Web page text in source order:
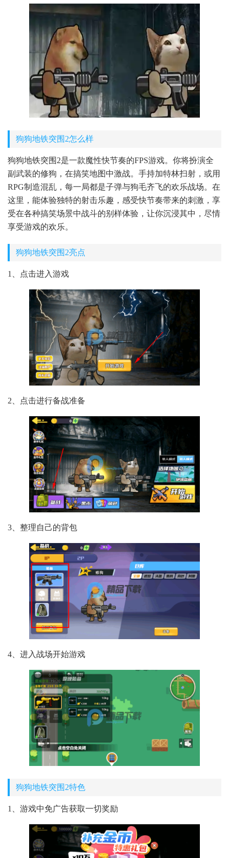
狗狗地铁突围2怎么样
狗狗地铁突围2是一款魔性快节奏的FPS游戏。你将扮演全
副武装的修狗，在搞笑地图中激战。手持加特林扫射，或用
RPG制造混乱，每一局都是子弹与狗毛齐飞的欢乐战场。在
这里，能体验独特的射击乐趣，感受快节奏带来的刺激，享
受在各种搞笑场景中战斗的别样体验，让你沉浸其中，尽情
享受游戏的欢乐。
狗狗地铁突围2亮点
1、点击进入游戏
2、点击进行备战准备
3、整理自己的背包
4、进入战场开始游戏
狗狗地铁突围2特色
1、游戏中免广告获取一切奖励